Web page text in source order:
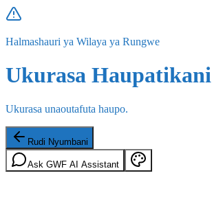
Halmashauri ya Wilaya ya Rungwe
Ukurasa Haupatikani
Ukurasa unaoutafuta haupo.
Rudi Nyumbani
Ask GWF AI Assistant